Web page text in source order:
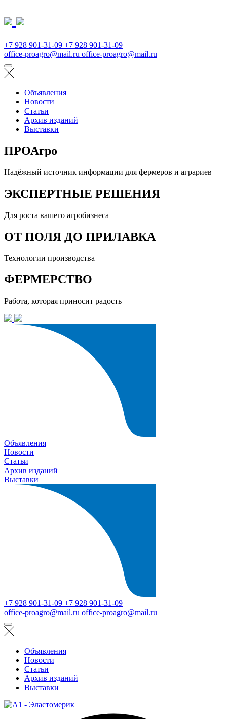
+7 928 901-31-09 +7 928 901-31-09
office-proagro@mail.ru office-proagro@mail.ru
Объявления
Новости
Статьи
Архив изданий
Выставки
ПРОАгро
Надёжный источник информации для фермеров и аграриев
ЭКСПЕРТНЫЕ РЕШЕНИЯ
Для роста вашего агробизнеса
ОТ ПОЛЯ ДО ПРИЛАВКА
Технологии производства
ФЕРМЕРСТВО
Работа, которая приносит радость
Объявления
Новости
Статьи
Архив изданий
Выставки
+7 928 901-31-09 +7 928 901-31-09
office-proagro@mail.ru office-proagro@mail.ru
Объявления
Новости
Статьи
Архив изданий
Выставки